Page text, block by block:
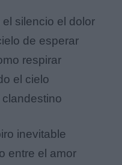
silencio el dolor
de esperar
respirar
el cielo
inevitable
entre el amor